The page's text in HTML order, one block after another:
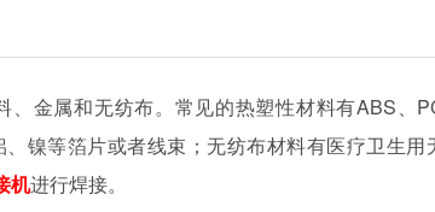
金属和无纺布。常见的热塑性材料有ABS、
镍等箔片或者线束；无纺布材料有医疗卫生用
机进行焊接。